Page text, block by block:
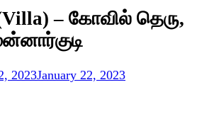
– கோவில் தெரு,
2023January 22, 2023